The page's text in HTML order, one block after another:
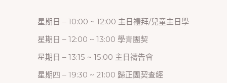
星期日 – 10:00 ~ 12:00 主日禮拜/兒童主日學
星期日 – 12:00 ~ 13:00 學青團契
星期日 – 13:15 ~ 15:00 主日禱告會
星期四 – 19:30 ~ 21:00 歸正團契查經